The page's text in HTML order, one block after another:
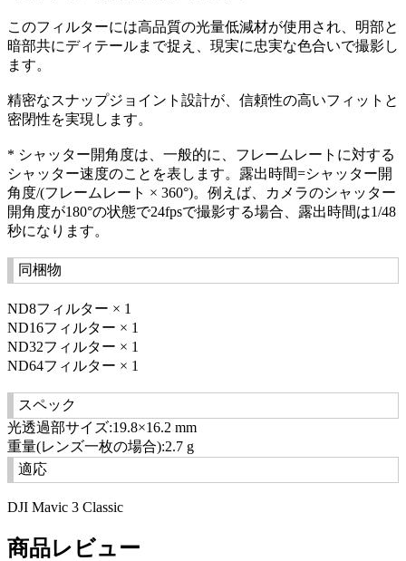
このフィルターには高品質の光量低減材が使用され、明部と
暗部共にディテールまで捉え、現実に忠実な色合いで撮影し
ます。
精密なスナップジョイント設計が、信頼性の高いフィットと
密閉性を実現します。
* シャッター開角度は、一般的に、フレームレートに対する
シャッター速度のことを表します。露出時間=シャッター開
角度/(フレームレート × 360°)。例えば、カメラのシャッター
開角度が180°の状態で24fpsで撮影する場合、露出時間は1/48
秒になります。
同梱物
ND8フィルター × 1
ND16フィルター × 1
ND32フィルター × 1
ND64フィルター × 1
スペック
光透過部サイズ:19.8×16.2 mm
重量(レンズ一枚の場合):2.7 g
適応
DJI Mavic 3 Classic
商品レビュー